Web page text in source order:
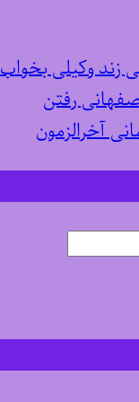
زند وکیلی
رفتن
آخرالزمون